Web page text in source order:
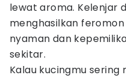
lewat aroma. Kelenjar
menghasilkan
nyaman dan
sekitar.
Kalau kucingmu sering